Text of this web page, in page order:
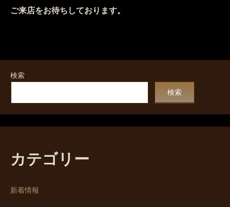
ご来店をお待ちしております。
検索
検索
カテゴリー
新着情報